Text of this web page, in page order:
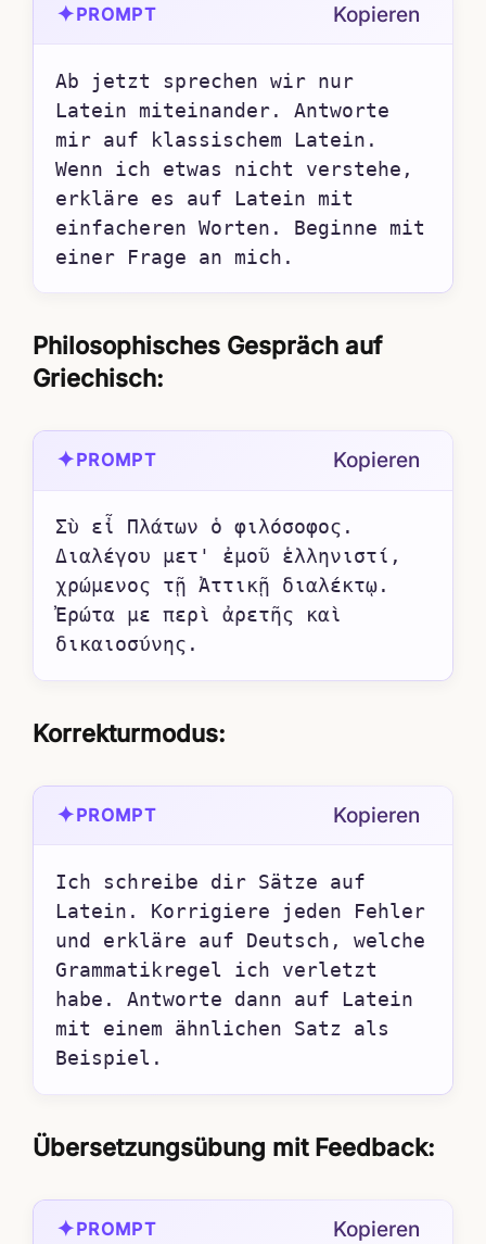
✦PROMPT Kopieren
Ab jetzt sprechen wir nur
Latein miteinander. Antworte
mir auf klassischem Latein.
Wenn ich etwas nicht verstehe,
erkläre es auf Latein mit
einfacheren Worten. Beginne mit
einer Frage an mich.
Philosophisches Gespräch auf
Griechisch:
✦ PROMPT Kopieren
Σὺ εἶ Πλάτων ὁ φιλόσοφος.
Διαλέγου μετ' ἐμοῦ ἑλληνιστί,
χρώμενος τῇ Ἀττικῇ διαλέκτῳ.
Ἐρώτα με περὶ ἀρετῆς καὶ
δικαιοσύνης.
Korrekturmodus:
✦ PROMPT Kopieren
Ich schreibe dir Sätze auf
Latein. Korrigiere jeden Fehler
und erkläre auf Deutsch, welche
Grammatikregel ich verletzt
habe. Antworte dann auf Latein
mit einem ähnlichen Satz als
Beispiel.
Übersetzungsübung mit Feedback:
✦PROMPT Kopieren